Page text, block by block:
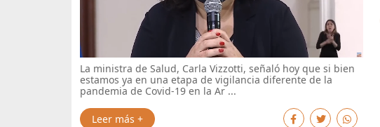
La ministra de Salud, Carla Vizzotti, señaló hoy que si bien
estamos ya en una etapa de vigilancia diferente de la
pandemia de Covid-19 en la Ar ...
Leer más +